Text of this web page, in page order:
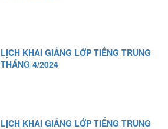
LỊCH KHAI GIẢNG LỚP TIẾNG TRUNG
THÁNG 4/2024
LỊCH KHAI GIẢNG LỚP TIẾNG TRUNG